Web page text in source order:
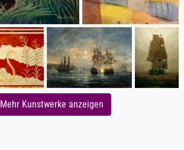
Mehr Kunstwerke anzeigen